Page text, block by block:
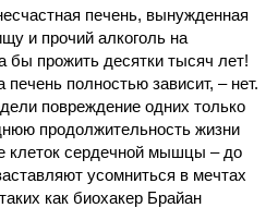
печень, вынужденная
и прочий алкоголь на
бы прожить десятки тысяч лет!
печень полностью зависит, – нет.
повреждение одних только
продолжительность жизни
клеток сердечной мышцы – до
усомниться в мечтах
как биохакер Брайан